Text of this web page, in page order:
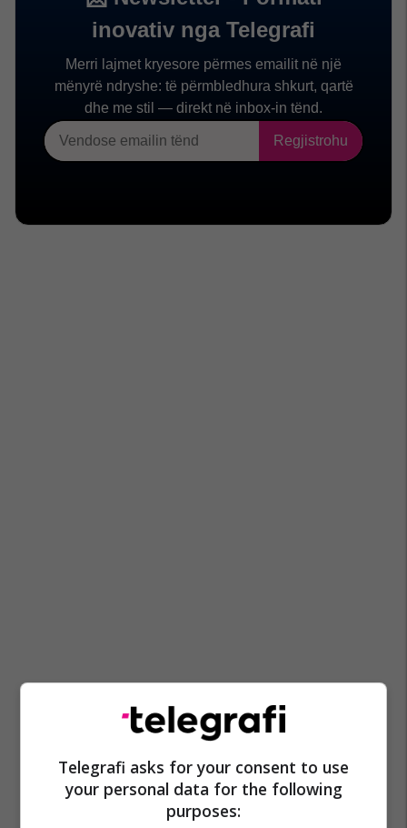
Telegrafi asks for your consent to use
your personal data for the following
purposes: